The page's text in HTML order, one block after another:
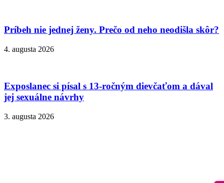
Príbeh nie jednej ženy. Prečo od neho neodišla skôr?
4. augusta 2026
Exposlanec si písal s 13-ročným dievčaťom a dával
jej sexuálne návrhy
3. augusta 2026